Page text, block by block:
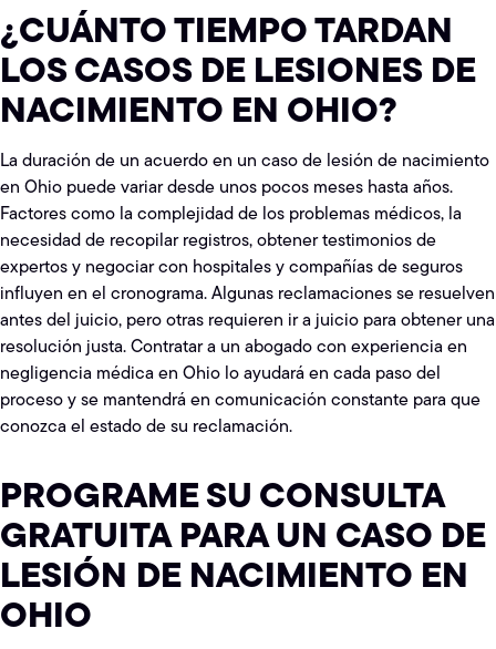
¿CUÁNTO TIEMPO TARDAN
LOS CASOS DE LESIONES DE
NACIMIENTO EN OHIO?
La duración de un acuerdo en un caso de lesión de nacimiento
en Ohio puede variar desde unos pocos meses hasta años.
Factores como la complejidad de los problemas médicos, la
necesidad de recopilar registros, obtener testimonios de
expertos y negociar con hospitales y compañías de seguros
influyen en el cronograma. Algunas reclamaciones se resuelven
antes del juicio, pero otras requieren ir a juicio para obtener una
resolución justa. Contratar a un abogado con experiencia en
negligencia médica en Ohio lo ayudará en cada paso del
proceso y se mantendrá en comunicación constante para que
conozca el estado de su reclamación.
PROGRAME SU CONSULTA
GRATUITA PARA UN CASO DE
LESIÓN DE NACIMIENTO EN
OHIO